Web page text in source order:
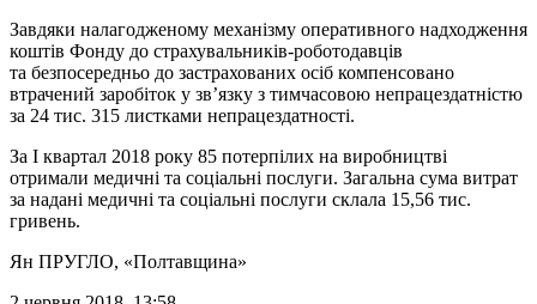
Завдяки налагодженому механізму оперативного надходження
коштів Фонду до страхувальників-роботодавців
та безпосередньо до застрахованих осіб компенсовано
втрачений заробіток у зв’язку з тимчасовою непрацездатністю
за 24 тис. 315 листками непрацездатності.
За І квартал 2018 року 85 потерпілих на виробництві
отримали медичні та соціальні послуги. Загальна сума витрат
за надані медичні та соціальні послуги склала 15,56 тис.
гривень.
Ян ПРУГЛО, «Полтавщина»